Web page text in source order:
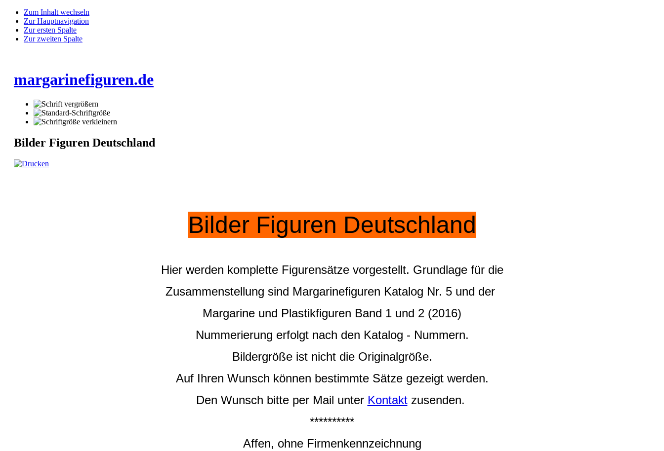
Zum Inhalt wechseln
Zur Hauptnavigation
Zur ersten Spalte
Zur zweiten Spalte
margarinefiguren.de
Bilder Figuren Deutschland
Bilder Figuren Deutschland
Hier werden komplette Figurensätze vorgestellt. Grundlage für die
Zusammenstellung sind Margarinefiguren Katalog Nr. 5 und der
Margarine und Plastikfiguren Band 1 und 2 (2016)
Nummerierung erfolgt nach den Katalog - Nummern.
Bildergröße ist nicht die Originalgröße.
Auf Ihren Wunsch können bestimmte Sätze gezeigt werden.
Den Wunsch bitte per Mail unter Kontaktzusenden.
**********
Affen, ohne Firmenkennzeichnung